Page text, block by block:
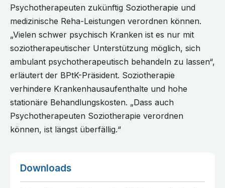
Psychotherapeuten zukünftig Soziotherapie und
medizinische Reha-Leistungen verordnen können.
„Vielen schwer psychisch Kranken ist es nur mit
soziotherapeutischer Unterstützung möglich, sich
ambulant psychotherapeutisch behandeln zu lassen“,
erläutert der BPtK-Präsident. Soziotherapie
verhindere Krankenhausaufenthalte und hohe
stationäre Behandlungskosten. „Dass auch
Psychotherapeuten Soziotherapie verordnen
können, ist längst überfällig.“
Downloads